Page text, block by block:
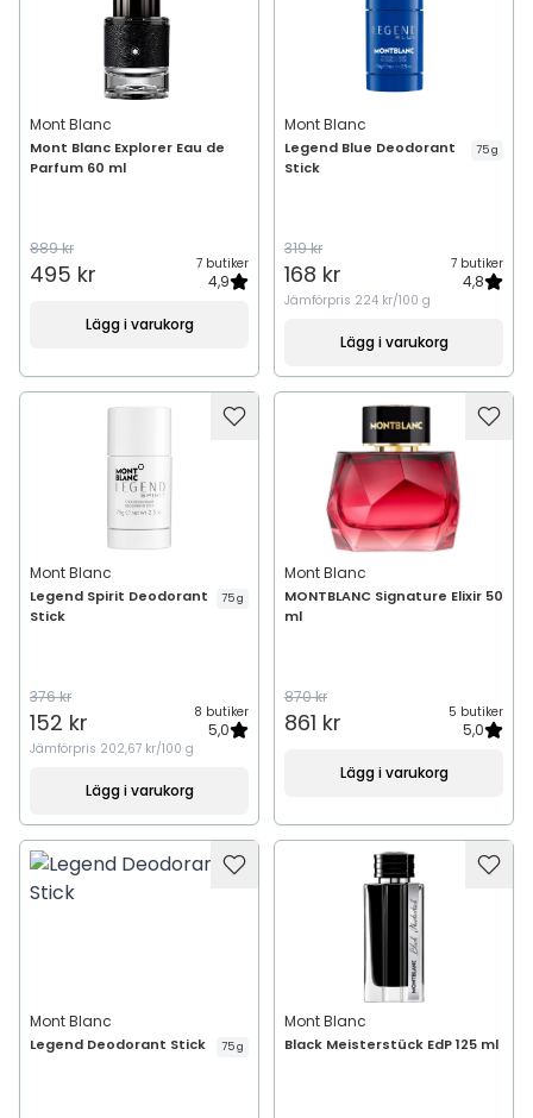
Mont Blanc
Mont Blanc Explorer Eau de
Parfum 60 ml
889 kr
495 kr 7 butiker
4,9
Lägg i varukorg
Mont Blanc
Legend Blue Deodorant
Stick
75 g
319 kr
168 kr 7 butiker
4,8
Jämförpris 224 kr/100 g
Lägg i varukorg
Mont Blanc
Legend Spirit Deodorant
Stick
75 g
376 kr
152 kr 8 butiker
5,0
Jämförpris 202,67 kr/100 g
Lägg i varukorg
Mont Blanc
MONTBLANC Signature Elixir 50
ml
870 kr
861 kr 5 butiker
5,0
Lägg i varukorg
Mont Blanc
Legend Deodorant Stick 75 g
Mont Blanc
Black Meisterstück EdP 125 ml